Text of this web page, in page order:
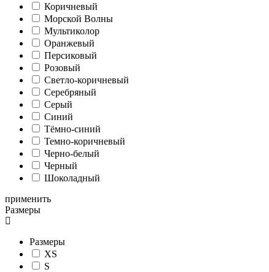
Коричневый
Морской Волны
Мультиколор
Оранжевый
Персиковый
Розовый
Светло-коричневый
Серебряный
Серый
Синий
Тёмно-синий
Темно-коричневый
Черно-белый
Черный
Шоколадный
применить
Размеры
Размеры
XS
S